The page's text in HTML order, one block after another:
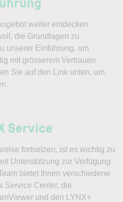
weiter entdecken
die Grundlagen zu
unserer Einführung, um
mit grösserem Vertrauen
Sie auf den Link unten, um
Service
fortsetzen, ist es wichtig zu
Unterstützung zur Verfügung
bietet Ihnen verschiedene
Service Center, die
und den LYNX+